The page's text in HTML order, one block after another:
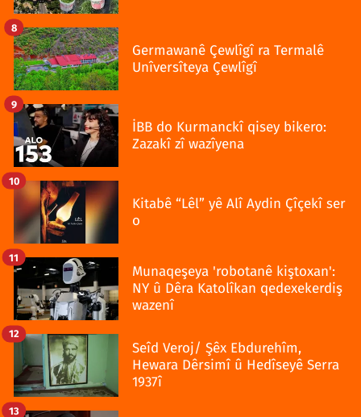
Germawanê Çewlîgî ra Termalê
Unîversîteya Çewlîgî
8
İBB do Kurmanckî qisey bikero:
Zazakî zî wazîyena
9
Kitabê “Lêl” yê Alî Aydin Çîçekî ser
o
10
Munaqeşeya 'robotanê kiştoxan':
NY û Dêra Katolîkan qedexekerdiş
wazenî
11
Seîd Veroj/ Şêx Ebdurehîm,
Hewara Dêrsimî û Hedîseyê Serra
1937î
12
13